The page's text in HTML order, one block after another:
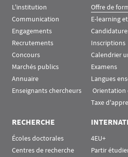
L'institution
Communication
Engagements
Recrutements
Concours
Marchés publics
Annuaire
Enseignants chercheurs
Offre de
E-learning
Inscriptions
Calendrier
Examens
Langues
Orientation
Taxe
RECHERCHE
Écoles doctorales
Centres de recherche
4EU+
Partir